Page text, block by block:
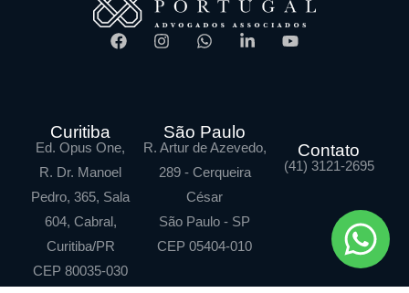
Curitiba
Ed. Opus One,
R. Dr. Manoel
Pedro, 365, Sala
604, Cabral,
Curitiba/PR
CEP 80035-030
São Paulo
R. Artur de Azevedo,
289 - Cerqueira
César
São Paulo - SP
CEP 05404-010
Contato
(41) 3121-2695